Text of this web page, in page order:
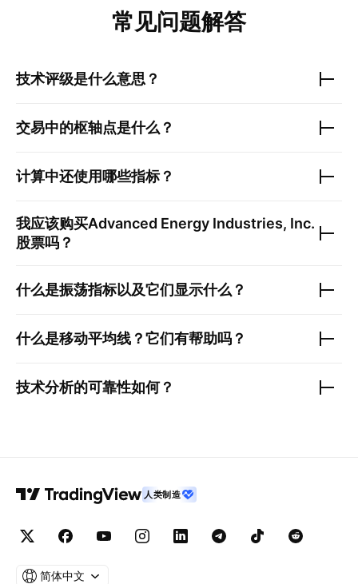
常见问题解答
技术评级是什么意思？
交易中的枢轴点是什么？
计算中还使用哪些指标？
我应该购买Advanced Energy Industries, Inc.
股票吗？
什么是振荡指标以及它们显示什么？
什么是移动平均线？它们有帮助吗？
技术分析的可靠性如何？
人类制造
简体中文